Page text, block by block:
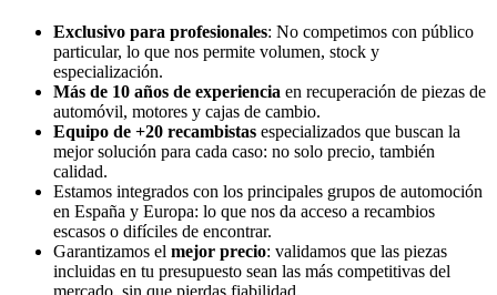
Exclusivo para profesionales: No competimos con público
particular, lo que nos permite volumen, stock y
especialización.
Más de 10 años de experiencia en recuperación de piezas de
automóvil, motores y cajas de cambio.
Equipo de +20 recambistas especializados que buscan la
mejor solución para cada caso: no solo precio, también
calidad.
Estamos integrados con los principales grupos de automoción
en España y Europa: lo que nos da acceso a recambios
escasos o difíciles de encontrar.
Garantizamos el mejor precio: validamos que las piezas
incluidas en tu presupuesto sean las más competitivas del
mercado, sin que pierdas fiabilidad.